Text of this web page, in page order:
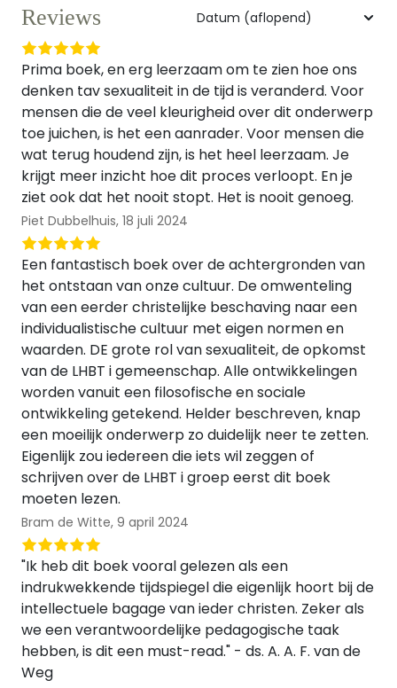
Reviews
Prima boek, en erg leerzaam om te zien hoe ons
denken tav sexualiteit in de tijd is veranderd. Voor
mensen die de veel kleurigheid over dit onderwerp
toe juichen, is het een aanrader. Voor mensen die
wat terug houdend zijn, is het heel leerzaam. Je
krijgt meer inzicht hoe dit proces verloopt. En je
ziet ook dat het nooit stopt. Het is nooit genoeg.
Piet Dubbelhuis, 18 juli 2024
Een fantastisch boek over de achtergronden van
het ontstaan van onze cultuur. De omwenteling
van een eerder christelijke beschaving naar een
individualistische cultuur met eigen normen en
waarden. DE grote rol van sexualiteit, de opkomst
van de LHBT i gemeenschap. Alle ontwikkelingen
worden vanuit een filosofische en sociale
ontwikkeling getekend. Helder beschreven, knap
een moeilijk onderwerp zo duidelijk neer te zetten.
Eigenlijk zou iedereen die iets wil zeggen of
schrijven over de LHBT i groep eerst dit boek
moeten lezen.
Bram de Witte, 9 april 2024
"Ik heb dit boek vooral gelezen als een
indrukwekkende tijdspiegel die eigenlijk hoort bij de
intellectuele bagage van ieder christen. Zeker als
we een verantwoordelijke pedagogische taak
hebben, is dit een must-read." - ds. A. A. F. van de
Weg